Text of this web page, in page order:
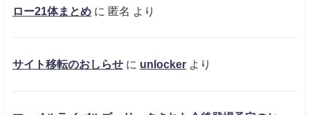
ロー21体まとめ に 匿名 より
サイト移転のおしらせ に unlocker より